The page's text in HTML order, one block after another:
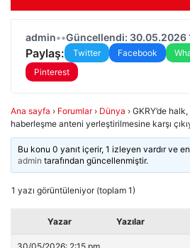
admin••Güncellendi: 30.05.2026
Paylaş: Twitter Facebook
Pinterest
Ana sayfa › Forumlar › Dünya › GKRY’de
haberleşme anteni yerleştirilmesine karşı
Bu konu 0 yanıt içerir, 1 izleyen vardır ve
admin tarafından güncellenmiştir.
1 yazı görüntüleniyor (toplam 1)
Yazar Yazılar